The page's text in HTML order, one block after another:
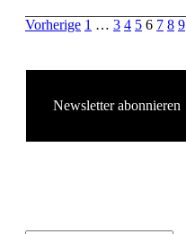
Vorherige 1 … 3 4 5 6 7 8 9
Newsletter abonnieren